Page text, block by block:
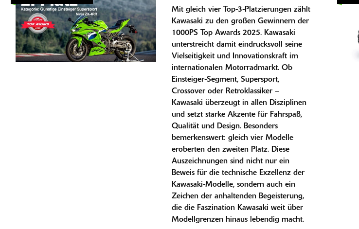
Mit gleich vier Top-3-Platzierungen zählt
Kawasaki zu den großen Gewinnern der
1000PS Top Awards 2025. Kawasaki
unterstreicht damit eindrucksvoll seine
Vielseitigkeit und Innovationskraft im
internationalen Motorradmarkt. Ob
Einsteiger-Segment, Supersport,
Crossover oder Retroklassiker –
Kawasaki überzeugt in allen Disziplinen
und setzt starke Akzente für Fahrspaß,
Qualität und Design. Besonders
bemerkenswert: gleich vier Modelle
eroberten den zweiten Platz. Diese
Auszeichnungen sind nicht nur ein
Beweis für die technische Exzellenz der
Kawasaki-Modelle, sondern auch ein
Zeichen der anhaltenden Begeisterung,
die die Faszination Kawasaki weit über
Modellgrenzen hinaus lebendig macht.